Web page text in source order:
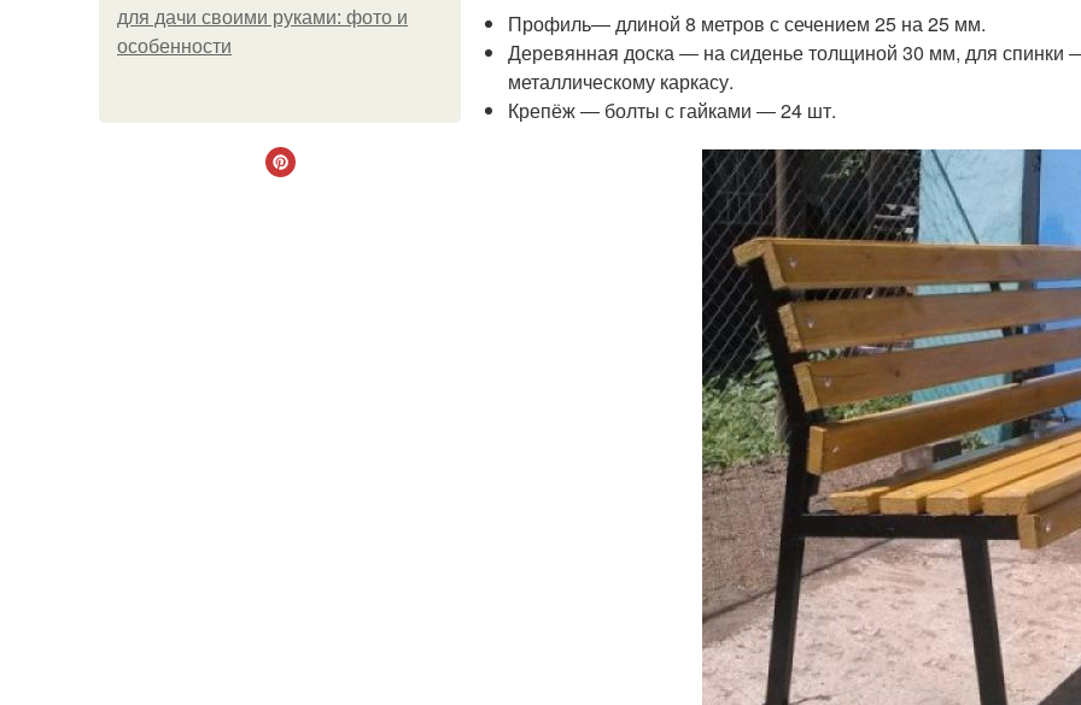
для дачи своими руками: фото и
особенности
Профиль― длиной 8 метров с сечением 25 на 25 мм.
Деревянная доска ― на сиденье толщиной 30 мм, для спинки
металлическому каркасу.
Крепёж ― болты с гайками ― 24 шт.